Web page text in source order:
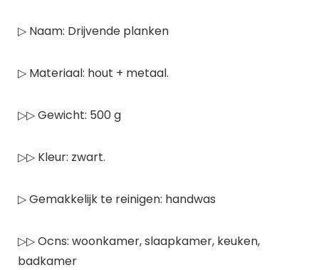
▷ Naam: Drijvende planken
▷ Materiaal: hout + metaal.
▷▷ Gewicht: 500 g
▷▷ Kleur: zwart.
▷ Gemakkelijk te reinigen: handwas
▷▷ Ocns: woonkamer, slaapkamer, keuken,
badkamer